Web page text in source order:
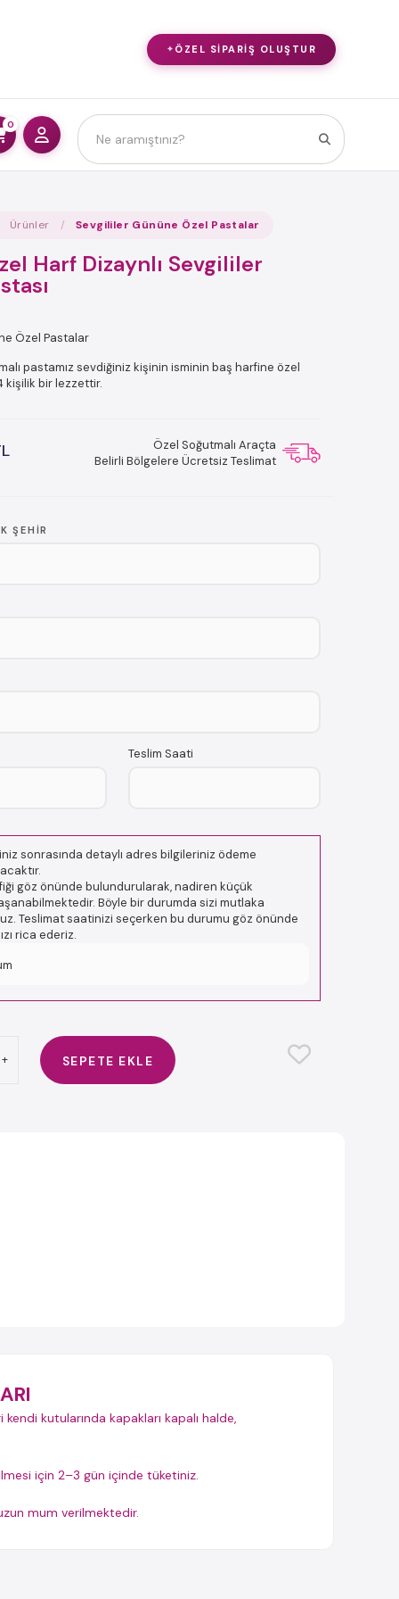
ÖZEL SIPARIŞ OLUŞTUR
0
Ürünler Sevgililer Gününe Özel Pastalar
Harf Dizaynlı Sevgililer
Özel Pastalar
pastamız sevdiğiniz kişinin isminin baş harfine özel
kişilik bir lezzettir.
Özel Soğutmalı Araçta
Belirli Bölgelere Ücretsiz Teslimat
ŞEHIR
Teslim Saati
sonrasında detaylı adres bilgileriniz ödeme
göz önünde bulundurularak, nadiren küçük
Böyle bir durumda sizi mutlaka
Teslimat saatinizi seçerken bu durumu göz önünde
rica ederiz.
+ SEPETE EKLE
kutularında kapakları kapalı halde,
için 2–3 gün içinde tüketiniz.
mum verilmektedir.